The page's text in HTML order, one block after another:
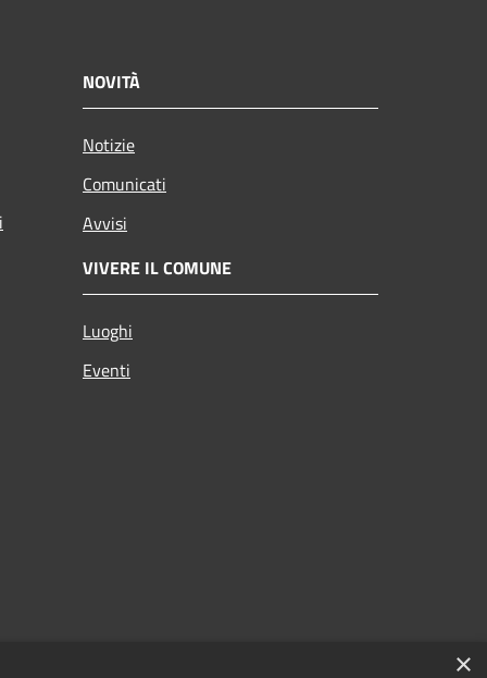
NOVITÀ
Notizie
Comunicati
Avvisi
VIVERE IL COMUNE
Luoghi
Eventi
×